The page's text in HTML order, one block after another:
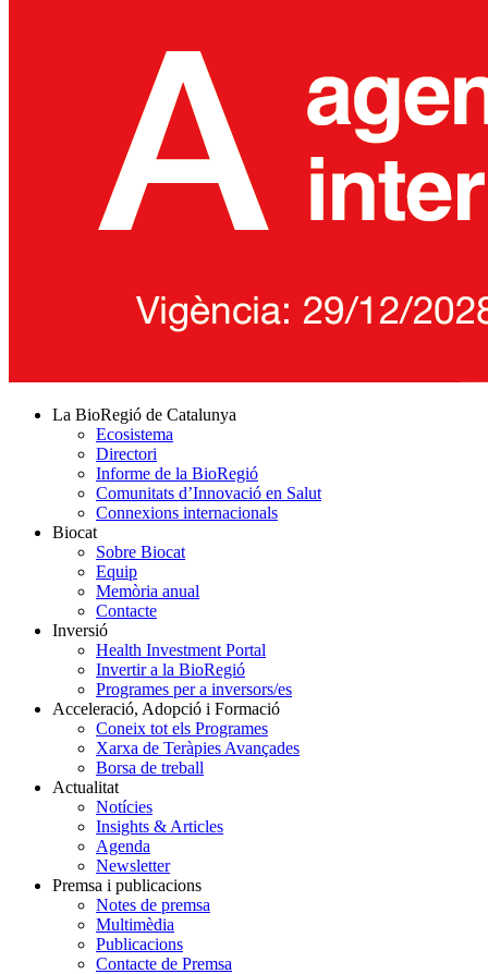
La BioRegió de Catalunya
Ecosistema
Directori
Informe de la BioRegió
Comunitats d’Innovació en Salut
Connexions internacionals
Biocat
Sobre Biocat
Equip
Memòria anual
Contacte
Inversió
Health Investment Portal
Invertir a la BioRegió
Programes per a inversors/es
Acceleració, Adopció i Formació
Coneix tot els Programes
Xarxa de Teràpies Avançades
Borsa de treball
Actualitat
Notícies
Insights & Articles
Agenda
Newsletter
Premsa i publicacions
Notes de premsa
Multimèdia
Publicacions
Contacte de Premsa